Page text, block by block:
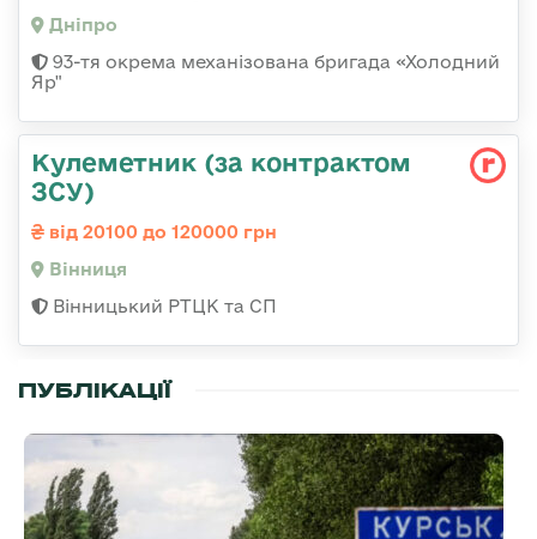
Дніпро
93-тя окрема механізована бригада «Холодний
Яр"
Кулеметник (за контрактом
ЗСУ)
від 20100 до 120000 грн
Вінниця
Вінницький РТЦК та СП
ПУБЛІКАЦІЇ